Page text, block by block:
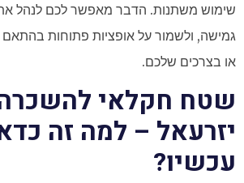
שימוש משתנות. הדבר מאפשר לכם לנהל
גמישה, ולשמור על אופציות פתוחות בהתאם
או בצרכים שלכם.
שטח חקלאי
יזרעאל – למה זה
עכשיו?